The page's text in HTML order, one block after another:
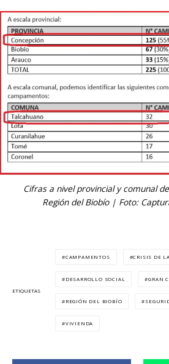
Cifras a nivel provincial y comunal
Región del Biobío | Foto:
ETIQUETAS
CAMPAMENTOS CRISIS DE
DESARROLLO SOCIAL GRAN
REGIÓN DEL BIOBÍO
VIVIENDA